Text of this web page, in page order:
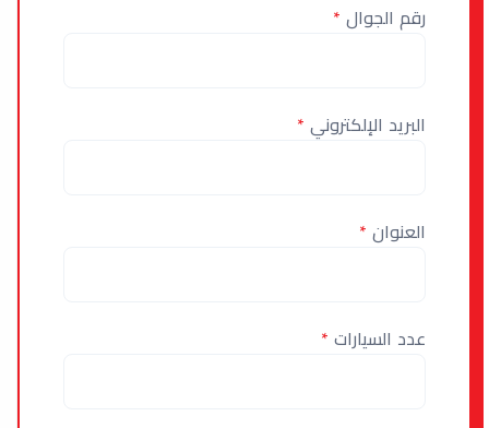
رقم الجوال *
البريد الإلكتروني *
العنوان *
عدد السيارات *